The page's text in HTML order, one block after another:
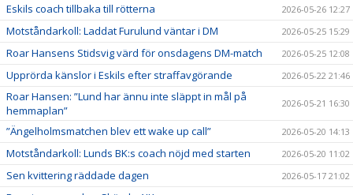
Eskils coach tillbaka till rötterna 2026-05-26 12:27
Motståndarkoll: Laddat Furulund väntar i DM 2026-05-25 15:29
Roar Hansens Stidsvig värd för onsdagens DM-match 2026-05-25 12:08
Upprörda känslor i Eskils efter straffavgörande 2026-05-22 21:46
Roar Hansen: ”Lund har ännu inte släppt in mål på
hemmaplan”
2026-05-21 16:30
”Ängelholmsmatchen blev ett wake up call” 2026-05-20 14:13
Motståndarkoll: Lunds BK:s coach nöjd med starten 2026-05-20 11:02
Sen kvittering räddade dagen 2026-05-17 21:02